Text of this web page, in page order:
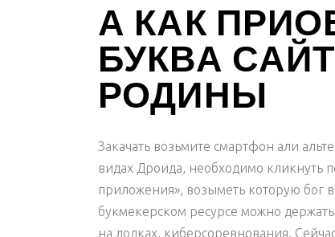
А КАК
БУКВА
РОДИНЫ
Закачать возьмите смартфон али
видах Дроида, необходимо кликнуть
приложения», возыметь которую
букмекерском ресурсе можно
на лодках, киберсоревнования.